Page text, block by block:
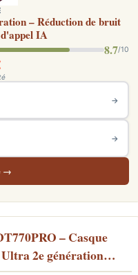
– Réduction de bruit
IA
8.7/10
→
→
→
– Casque
2e génération…